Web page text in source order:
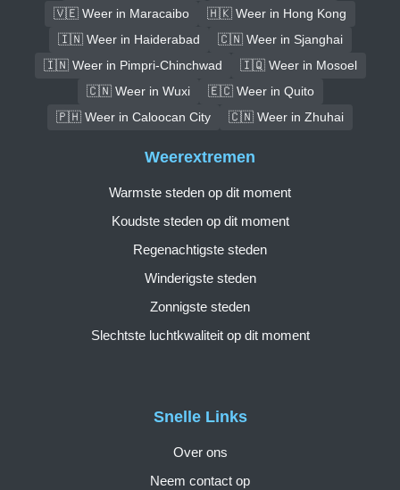
🇻🇪 Weer in Maracaibo
🇭🇰 Weer in Hong Kong
🇮🇳 Weer in Haiderabad
🇨🇳 Weer in Sjanghai
🇮🇳 Weer in Pimpri-Chinchwad
🇮🇶 Weer in Mosoel
🇨🇳 Weer in Wuxi
🇪🇨 Weer in Quito
🇵🇭 Weer in Caloocan City
🇨🇳 Weer in Zhuhai
Snelle Links
Over ons
Neem contact op
Weerextremen
Warmste steden op dit moment
Koudste steden op dit moment
Regenachtigste steden
Winderigste steden
Zonnigste steden
Slechtste luchtkwaliteit op dit moment